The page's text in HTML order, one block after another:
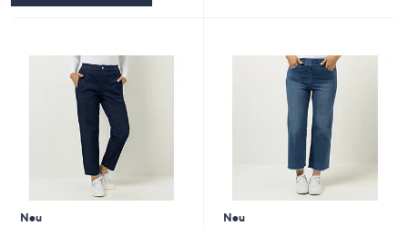
Neu
Neu